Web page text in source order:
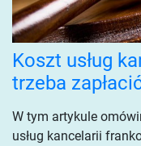
Koszt usług
trzeba
W tym artykule
usług kancelarii